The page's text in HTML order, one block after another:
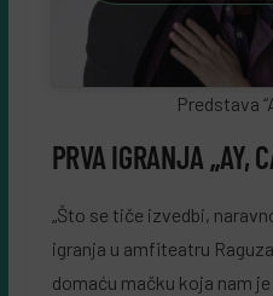
Predstava
PRVA IGRANJA „AY,
„Što se tiče izvedbi,
igranja u amfiteatru
domaću mačku koja nam